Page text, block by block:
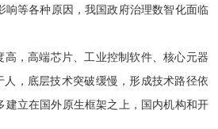
等各种原因，我国政府治理数智化面临
，高端芯片、工业控制软件、核心元器
，底层技术突破缓慢，形成技术路径依
立在国外原生框架之上，国内机构和开